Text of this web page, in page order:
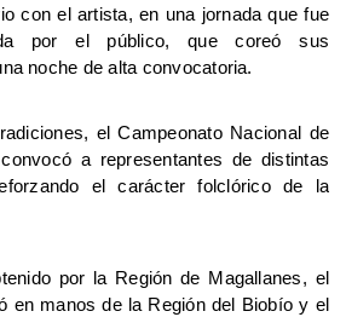
con el artista, en una jornada que fue
por el público, que coreó sus
noche de alta convocatoria.
el Campeonato Nacional de
a representantes de distintas
el carácter folclórico de la
por la Región de Magallanes, el
en manos de la Región del Biobío y el